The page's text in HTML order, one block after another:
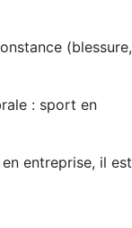
(blessure,
: sport en
entreprise, il est